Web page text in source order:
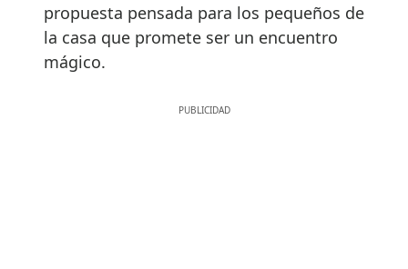
propuesta pensada para los pequeños de
la casa que promete ser un encuentro
mágico.